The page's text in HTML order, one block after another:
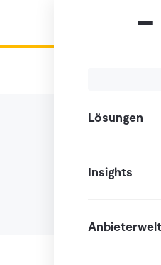
Lösungen
Insights
Anbieterwelt